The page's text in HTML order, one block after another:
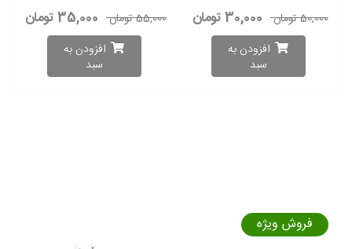
50,000 تومان 30,000 تومان
افزودن به
سبد
55,000 تومان 35,000 تومان
افزودن به
سبد
فروش ویژه